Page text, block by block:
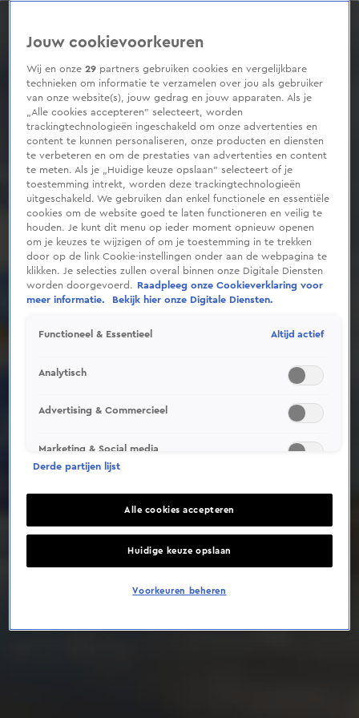
0
seconds
Deze video is niet beschikbaar op je huidige locatie
Jouw cookievoorkeuren
Wij en onze29 partners gebruiken cookies en vergelijkbare
technieken om informatie te verzamelen over jou als gebruiker
van onze website(s), jouw gedrag en jouw apparaten. Als je
„Alle cookies accepteren” selecteert, worden
trackingtechnologieën ingeschakeld om onze advertenties en
content te kunnen personaliseren, onze producten en diensten
te verbeteren en om de prestaties van advertenties en content
te meten. Als je „Huidige keuze opslaan” selecteert of je
toestemming intrekt, worden deze trackingtechnologieën
uitgeschakeld. We gebruiken dan enkel functionele en essentiële
cookies om de website goed te laten functioneren en veilig te
houden. Je kunt dit menu op ieder moment opnieuw openen
om je keuzes te wijzigen of om je toestemming in te trekken
door op de link Cookie-instellingen onder aan de webpagina te
klikken. Je selecties zullen overal binnen onze Digitale Diensten
worden doorgevoerd.
Raadpleeg onze Cookieverklaring voor
meer informatie.
Bekijk hier onze Digitale Diensten.
Functioneel & Essentieel Altijd actief
Analytisch
Advertising & Commercieel
Marketing & Social media
Derde partijen lijst
Alle cookies accepteren
Huidige keuze opslaan
Voorkeuren beheren